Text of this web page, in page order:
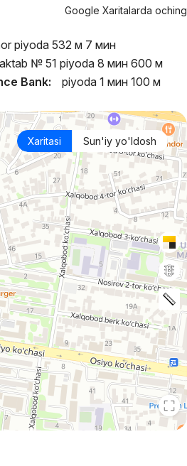
Google Xaritalarda oching
piyoda 532 м 7 мин
№ 51 piyoda 8 мин 600 м
Bank:
piyoda 1 мин 100 м
Xaritasi Sun'iy yo'ldosh